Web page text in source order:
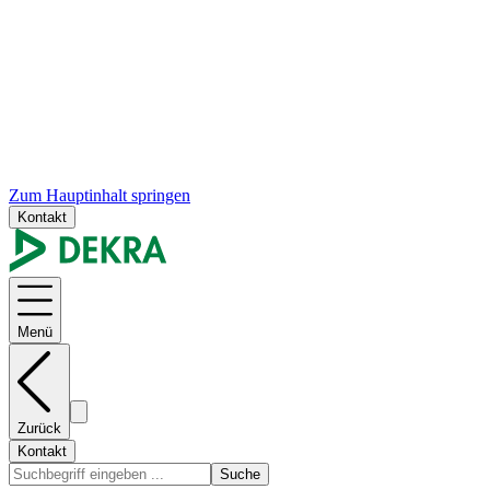
Zum Hauptinhalt springen
Kontakt
Menü
Zurück
Kontakt
Suche